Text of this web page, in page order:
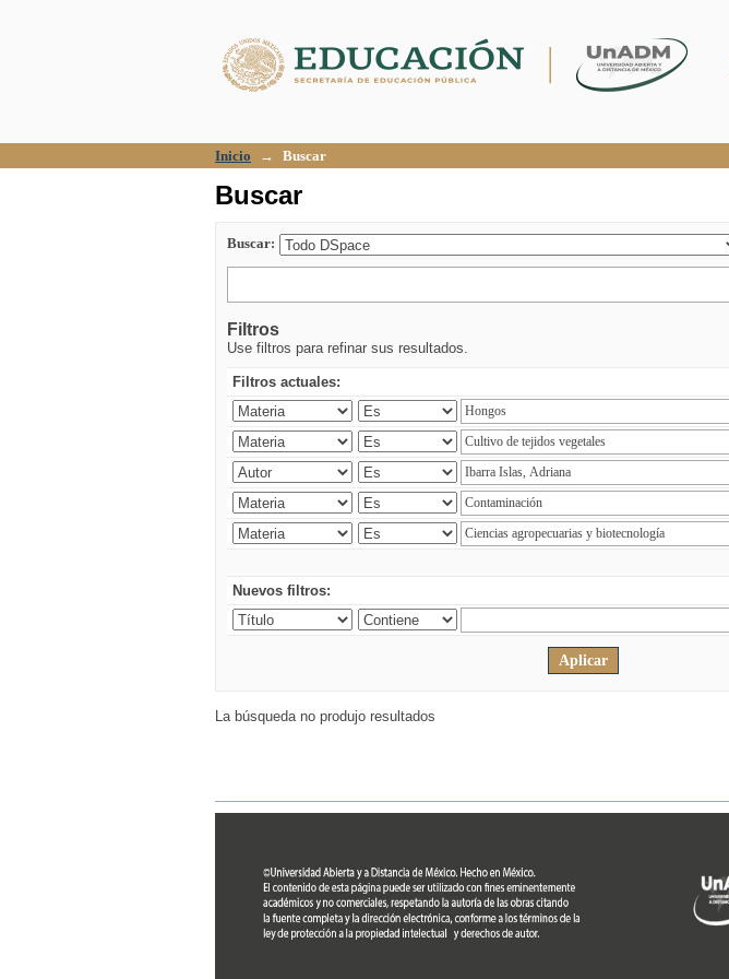
Inicio → Buscar
Buscar
Buscar:
Filtros
Use filtros para refinar sus resultados.
Filtros actuales:
Nuevos filtros:
La búsqueda no produjo resultados